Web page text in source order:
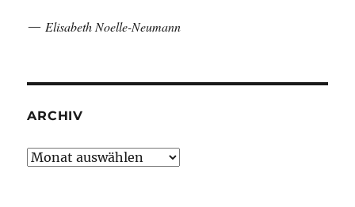
—Elisabeth Noelle-Neumann
ARCHIV
Archiv